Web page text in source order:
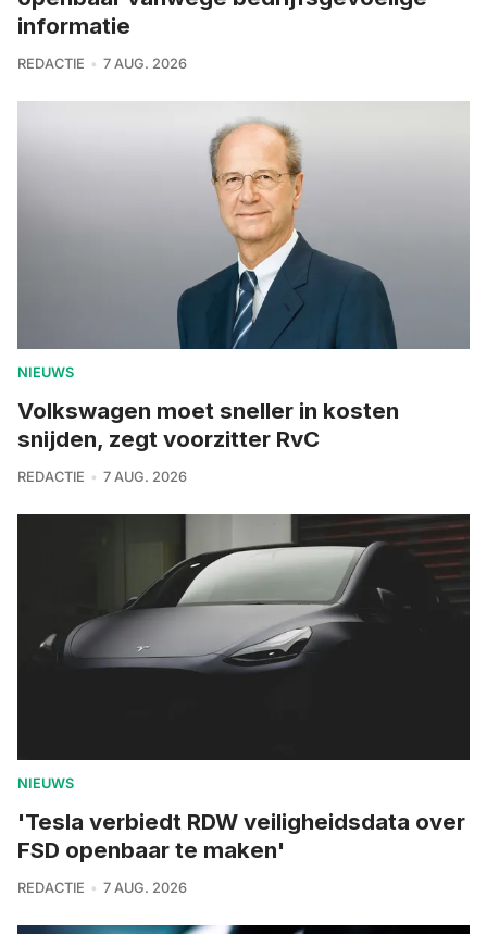
informatie
REDACTIE 7 AUG. 2026
NIEUWS
Volkswagen moet sneller in kosten
snijden, zegt voorzitter RvC
REDACTIE 7 AUG. 2026
NIEUWS
'Tesla verbiedt RDW veiligheidsdata over
FSD openbaar te maken'
REDACTIE 7 AUG. 2026